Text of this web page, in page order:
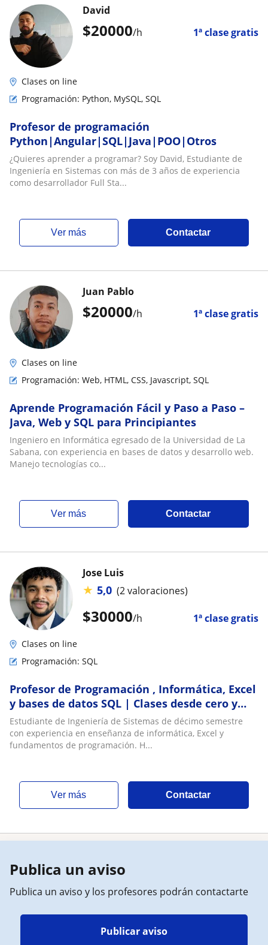
$20000/h 1ª clase gratis
David
Clases on line
Programación: Python, MySQL, SQL
Profesor de programación
Python|Angular|SQL|Java|POO|Otros
¿Quieres aprender a programar? Soy David, Estudiante de
Ingeniería en Sistemas con más de 3 años de experiencia
como desarrollador Full Sta...
ver más Contactar
$20000/h 1ª clase gratis
Juan Pablo
Clases on line
Programación: Web, HTML, CSS, Javascript, SQL
Aprende Programación Fácil y Paso a Paso –
Java, Web y SQL para Principiantes
Ingeniero en Informática egresado de la Universidad de La
Sabana, con experiencia en bases de datos y desarrollo web.
Manejo tecnologías co...
ver más Contactar
$30000/h 1ª clase gratis
Jose Luis
★ 5,0 (2 valoraciones)
Clases on line
Programación: SQL
Profesor de Programación , Informática, Excel
y bases de datos SQL | Clases desde cero y
prácticas
Estudiante de Ingeniería de Sistemas de décimo semestre
con experiencia en enseñanza de informática, Excel y
fundamentos de programación. H...
ver más Contactar
Publica un aviso
Publica un aviso y los profesores podrán contactarte
Publicar aviso